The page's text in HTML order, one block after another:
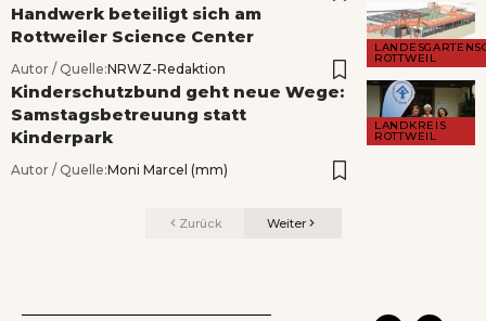
ROTTWEIL
Handwerk beteiligt sich am
Rottweiler Science Center
Autor / Quelle:NRWZ-Redaktion
LANDKREIS
ROTTWEIL
Kinderschutzbund geht neue Wege:
Samstagsbetreuung statt
Kinderpark
Autor / Quelle:Moni Marcel (mm)
Zurück Weiter